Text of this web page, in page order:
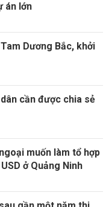
án lớn
Dương Bắc, khởi
cần được chia sẻ
muốn làm tổ hợp
ở Quảng Ninh